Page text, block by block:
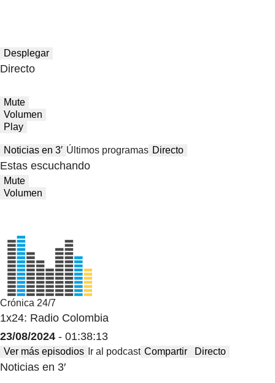
Desplegar
Directo
Mute
Volumen
Play
Noticias en 3′ Últimos programas Directo
Estas escuchando
Mute
Volumen
Crónica 24/7
1x24: Radio Colombia
23/08/2024 - 01:38:13
Ver más episodios Ir al podcast Compartir Directo
Noticias en 3′